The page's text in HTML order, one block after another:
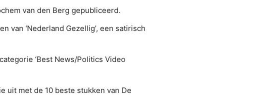
van den Berg gepubliceerd.
van ‘Nederland Gezellig’, een satirisch
‘Best News/Politics Video
uit met de 10 beste stukken van De